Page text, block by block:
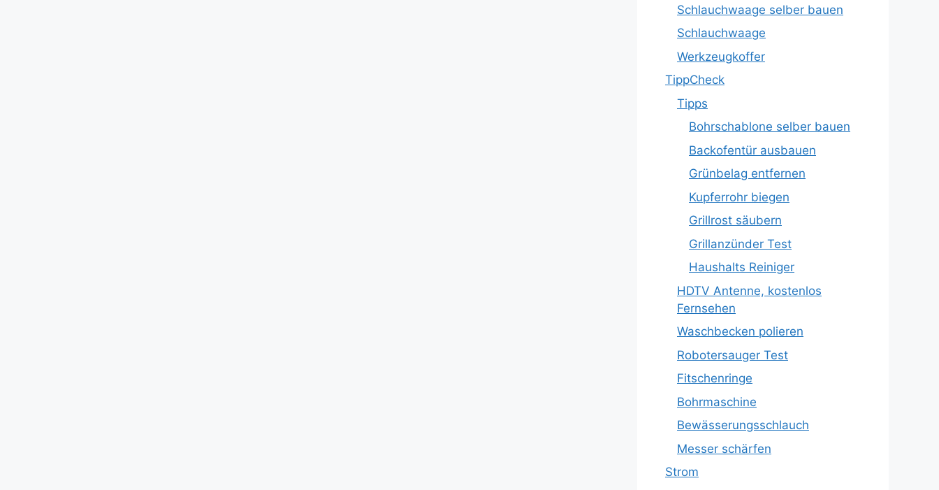
Schlauchwaage selber bauen
Schlauchwaage
Werkzeugkoffer
TippCheck
Tipps
Bohrschablone selber bauen
Backofentür ausbauen
Grünbelag entfernen
Kupferrohr biegen
Grillrost säubern
Grillanzünder Test
Haushalts Reiniger
HDTV Antenne, kostenlos
Fernsehen
Waschbecken polieren
Robotersauger Test
Fitschenringe
Bohrmaschine
Bewässerungsschlauch
Messer schärfen
Strom